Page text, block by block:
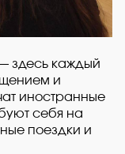
здесь каждый
и
иностранные
себя на
поездки и